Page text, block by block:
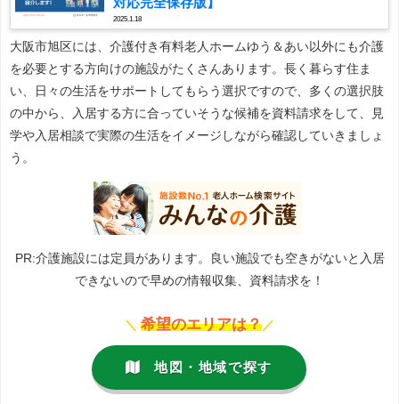
2025.1.18
大阪市旭区には、介護付き有料老人ホームゆう＆あい以外にも介護
を必要とする方向けの施設がたくさんあります。長く暮らす住ま
い、日々の生活をサポートしてもらう選択ですので、多くの選択肢
の中から、入居する方に合っていそうな候補を資料請求をして、見
学や入居相談で実際の生活をイメージしながら確認していきましょ
う。
PR:介護施設には定員があります。良い施設でも空きがないと入居
できないので早めの情報収集、資料請求を！
＼ 希望のエリアは？ ／
地図・地域で探す